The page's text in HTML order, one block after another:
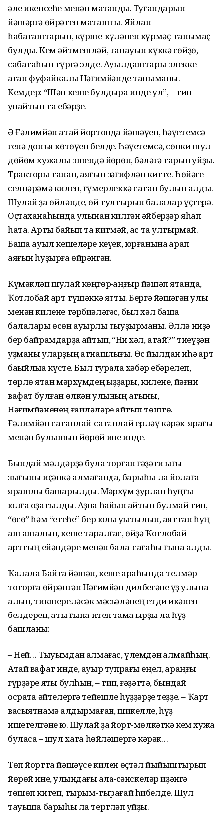
әле икенсеһе менән маҡтанды. Туғандарын
йәшәргә өйрәтеп маташты. Яйлап
һабаҡташтарын, күрше-күләнен күрмәҫ-танымаҫ
булды. Кем әйтмешләй, танауын күккә сөйҙө,
сабатаһын түргә элде. Ауылдаштары элекке
ҡатҡан фуфайкалы Нәғимйәнде таныманы.
Кемдер: “Шәп кеше булдыра инде ул”, – тип
ҡупайтып та ебәрҙе.
Ә Ғәлимйән атай йортонда йәшәүен, һәүетемсә
генә донъя көтөүен белде. Һәүетемсә, сөнки шул
дөйөм хужалыҡ эшендә йөрөп, бәләгә тарып ҡуйҙы.
Тракторы тапап, аяғын зәғифләп китте. Һөйәге
селпәрәмә килеп, ғүмерлеккә сатан булып ҡалды.
Шулай ҙа өйләнде, өй тултырып балалар үҫтерә.
Оҫтаханаһында ҡулынан килгән әйберҙәр яһап
һата. Артыҡ байып та китмәй, ас та ултырмай.
Башҡа ауыл кешеләре кеүек, юрғанына ҡарап
аяғын һуҙырға өйрәнгән.
Күмәкләп шулай көңгөр-ҡаңғыр йәшәп ятҡанда,
Ҡотлобай ҡарт түшәккә ятты. Бергә йәшәгән улы
менән килене тәрбиәләгәс, был хәл башҡа
балалары өсөн ауырлыҡ тыуҙырманы. Әллә ниҙә
бер байрамдарҙа ҡайтып, “Ни хәл, атай?” тиеүҙән
уҙманы уларҙың ҡатнашлығы. Өс йылдан иһә ҡарт
баҡыйлыҡҡа күсте. Был турала хәбәр ебәрелеп,
төрлө яҡтан мәрхүмдең ҡыҙҙары, килене, йәғни
вафат булған өлкән улының ҡатыны,
Нәғимйәненең ғаиләләре ҡайтып төштө.
Ғәлимйән сатанлай-сатанлай ерләү кәрәк-ярағы
менән булышып йөрөй ине инде.
Бындай мәлдәрҙә була торған ғәҙәти ығы-
зығыны иҫәпкә алмағанда, барыһы ла йолаға
ярашлы башҡарылды. Мәрхүм ҙурлап һуңғы
юлға оҙатылды. Аҙна һайын ҡайтып булмай тип,
“өсө” һәм “етеһе” бер юлы уҡытылып, аяттан һуң
аш ашалып, кеше таралғас, өйҙә Ҡотлобай
ҡарттың ейәндәре менән бала-сағаһы ғына ҡалды.
Ҡалала Байтаҡ йәшәп, кеше араһында телмәр
тоторға өйрәнгән Нәғимйән дилбегәне үҙ ҡулына
алып, тикшереләсәк мәсьәләнең етди икәнен
белдереп, ҡаты ғына итеп тамаҡ ҡырҙы ла һүҙ
башланы:
– Ней… Тыуымдан ҡалмағас, үлемдән ҡалмайһың.
Атай вафат инде, ауыр тупрағы еңел, ҡараңғы
гүрҙәре яҡты булһын, – тип, ғәҙәттә, бындай
осраҡта әйтелергә тейешле һүҙҙәрҙе теҙҙе. – Ҡарт
васыятнамә ҡалдырмаған, шикелле, һүҙ
ишетелгәне юҡ. Шулай ҙа йорт-мөлкәткә кем хужа
буласаҡ – шул хаҡта һөйләшергә кәрәк…
Төп йортта йәшәүсе килен өҫтәл йыйыштырып
йөрөй ине, ҡулындағы ҡалаҡ-сәнскеләр иҙәнгә
төшөп китеп, тырым-тырағай һибелде. Шул
тауышҡа барыһы ла тертләп ҡуйҙы.